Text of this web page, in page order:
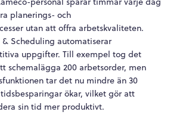
planerings- och
utan att offra arbetskvaliteten.
& Scheduling automatiserar
uppgifter. Till exempel tog det
schemalägga 200 arbetsorder, men
tar det nu mindre än 30
tidsbesparingar ökar, vilket gör att
sin tid mer produktivt.